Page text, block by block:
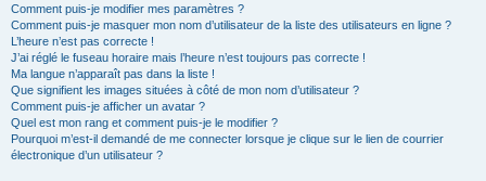
Comment puis-je modifier mes paramètres ?
Comment puis-je masquer mon nom d’utilisateur de la liste des utilisateurs en ligne ?
L’heure n’est pas correcte !
J’ai réglé le fuseau horaire mais l’heure n’est toujours pas correcte !
Ma langue n’apparaît pas dans la liste !
Que signifient les images situées à côté de mon nom d’utilisateur ?
Comment puis-je afficher un avatar ?
Quel est mon rang et comment puis-je le modifier ?
Pourquoi m’est-il demandé de me connecter lorsque je clique sur le lien de courrier
électronique d’un utilisateur ?